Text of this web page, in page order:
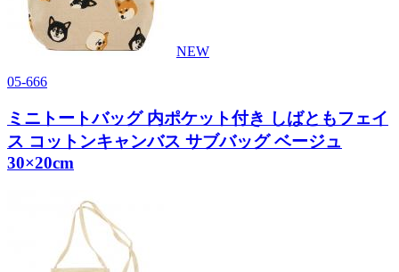
NEW
05-666
ミニトートバッグ 内ポケット付き しばともフェイ
ス コットンキャンバス サブバッグ ベージュ
30×20cm